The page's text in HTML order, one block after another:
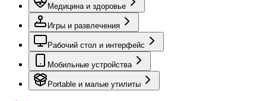
Медицина и здоровье
Игры и развлечения
Рабочий стол и интерфейс
Мобильные устройства
Portable и малые утилиты